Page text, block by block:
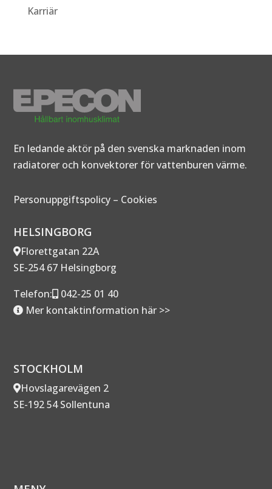
Karriär
En ledande aktör på den svenska marknaden inom
radiatorer och konvektorer för vattenburen värme.
Personuppgiftspolicy – Cookies
HELSINGBORG
Florettgatan 22A
SE-254 67 Helsingborg
Telefon:
042-25 01 40
Mer kontaktinformation här >>
STOCKHOLM
Hovslagarevägen 2
SE-192 54 Sollentuna